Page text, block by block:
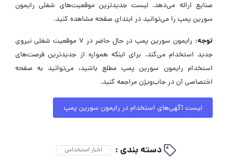
صنایع ارائه می‌دهد. لیست جدیدترین موقعیت‌های شغلی رایمون
سورین پمپ را می‌توانید در ابتدای صفحه مشاهده کنید.
توجه:
رایمون سورین پمپ در حال حاضر در ۷ موقعیت شغلی نیروی
جدید استخدام می‌کند. برای اینکه همواره از جدیدترین فرصت‌های
استخدام رایمون سورین پمپ مطلع باشید، می‌توانید به صفحه
اختصاصی آن در جاب‌ویژن مراجعه کنید.
لیست آگهی‌های استخدام در رایمون سورین پمپ
دسته بندی : اخبار استخدامی